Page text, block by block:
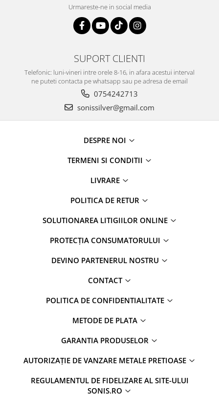
Urmareste-ne in social media
SUPORT CLIENTI
Telefonic: luni-vineri intre orele 8-16, in afara acestui interval
ne puteti contacta pe whatsapp sau pe adresa de email
0754242713
sonissilver@gmail.com
DESPRE NOI
TERMENI SI CONDITII
LIVRARE
POLITICA DE RETUR
SOLUTIONAREA LITIGIILOR ONLINE
PROTECȚIA CONSUMATORULUI
DEVINO PARTENERUL NOSTRU
CONTACT
POLITICA DE CONFIDENTIALITATE
METODE DE PLATA
GARANTIA PRODUSELOR
AUTORIZAȚIE DE VANZARE METALE PRETIOASE
REGULAMENTUL DE FIDELIZARE AL SITE-ULUI
SONIS.RO